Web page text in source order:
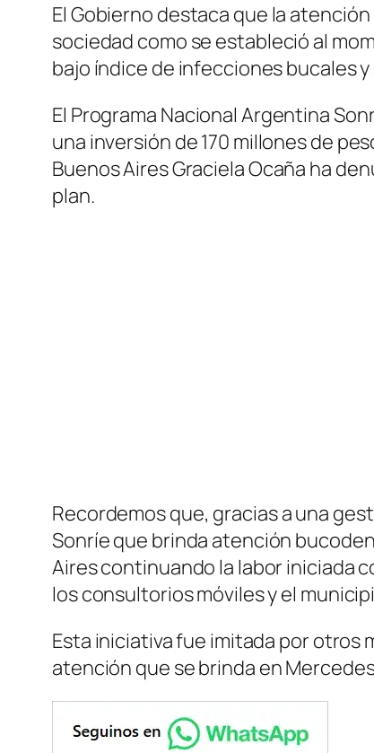
El Gobierno destaca que la
sociedad como se estableció al
bajo índice de infecciones bucales
El Programa Nacional Argentina
una inversión de 170 millones de
Buenos Aires Graciela Ocaña ha
plan.
Recordemos que, gracias a una
Sonríe que brinda atención
Aires continuando la labor iniciada
los consultorios móviles y el
Esta iniciativa fue imitada por otros
atención que se brinda en